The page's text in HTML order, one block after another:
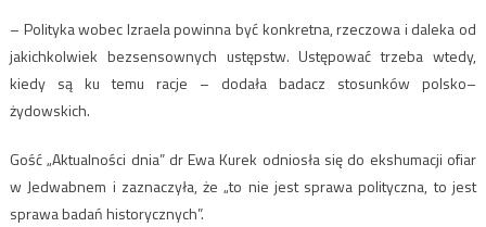
– Polityka wobec Izraela powinna być konkretna, rzeczowa i daleka od
jakichkolwiek bezsensownych ustępstw. Ustępować trzeba wtedy,
kiedy są ku temu racje – dodała badacz stosunków polsko–
żydowskich.
Gość „Aktualności dnia” dr Ewa Kurek odniosła się do ekshumacji ofiar
w Jedwabnem i zaznaczyła, że „to nie jest sprawa polityczna, to jest
sprawa badań historycznych”.